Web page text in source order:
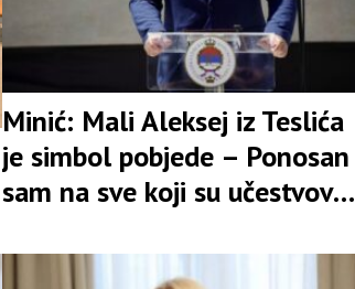
Minić: Mali Aleksej iz Teslića
je simbol pobjede – Ponosan
sam na sve koji su učestvovali